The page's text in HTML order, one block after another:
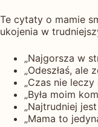
Te cytaty o mamie
ukojenia w
„Najgorsza w
„Odeszłaś,
„Czas nie
„Była moim
„Najtrudniej
„Mama to